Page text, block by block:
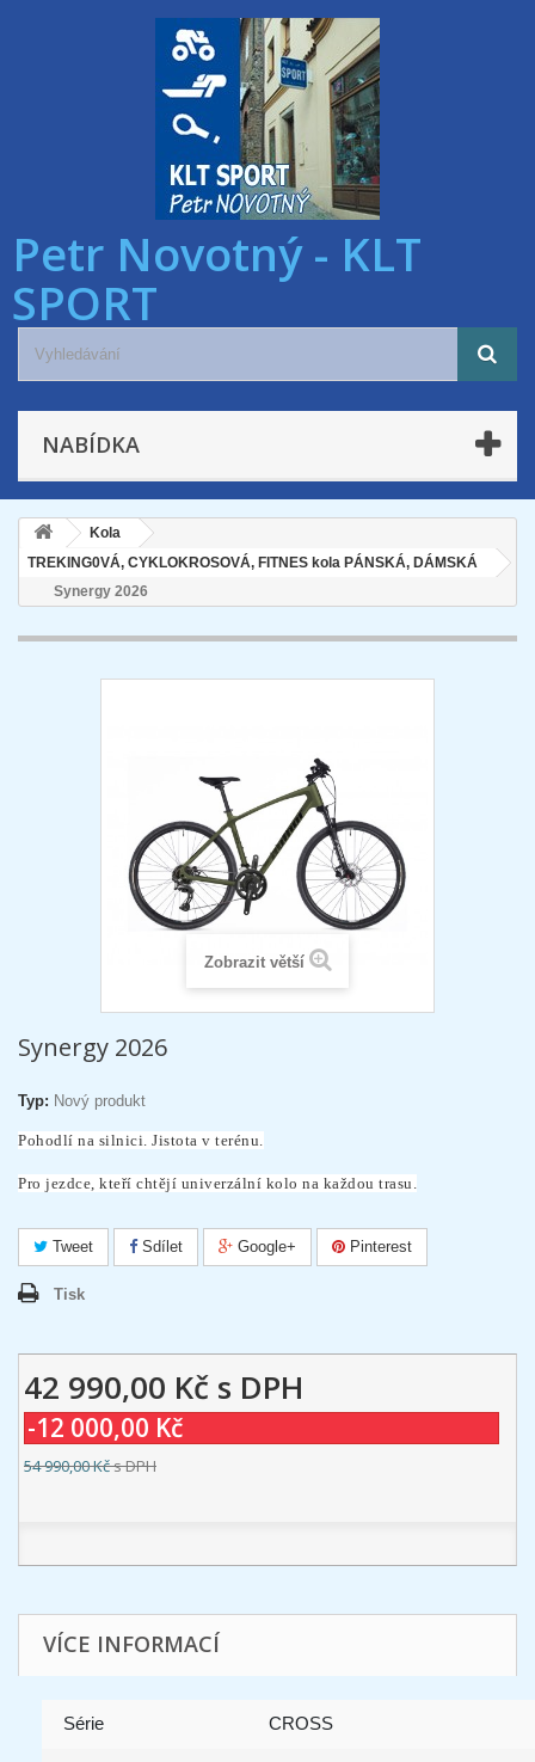
Petr Novotný - KLT
SPORT
NABÍDKA
Kola
TREKING0VÁ, CYKLOKROSOVÁ, FITNES kola PÁNSKÁ, DÁMSKÁ
Synergy 2026
Zobrazit větší
Synergy 2026
Typ: Nový produkt
Pohodlí na silnici. Jistota v terénu.
Pro jezdce, kteří chtějí univerzální kolo na každou trasu.
Tweet Sdílet Google+ Pinterest
Tisk
42 990,00 Kč s DPH
-12 000,00 Kč
54 990,00 Kčs DPH
VÍCE INFORMACÍ
Série CROSS